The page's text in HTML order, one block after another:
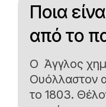
Ποια
από το
Ο Άγγλος
Ουόλλαστον
το 1803.